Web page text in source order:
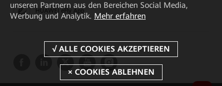
HUAWEI eFly App
unseren Partnern aus den Bereichen Social Media,
Werbung und Analytik. Mehr erfahren